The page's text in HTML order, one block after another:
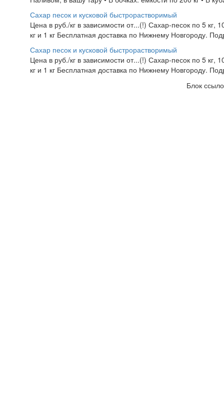
Сахар песок и кусковой быстрорастворимый
Цена в руб./кг в зависимости от...(!) Сахар-песок по 5 кг,
кг и 1 кг Бесплатная доставка по Нижнему Новгороду.
Сахар песок и кусковой быстрорастворимый
Цена в руб./кг в зависимости от...(!) Сахар-песок по 5 кг,
кг и 1 кг Бесплатная доставка по Нижнему Новгороду.
Блок